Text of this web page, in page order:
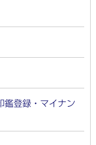
鑑登録・マイナン